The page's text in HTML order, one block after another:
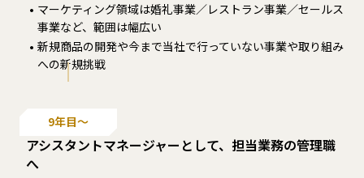
マーケティング領域は婚礼事業／レストラン事業／セールス
事業など、範囲は幅広い
新規商品の開発や今まで当社で行っていない事業や取り組み
への新規挑戦
9年目〜
アシスタントマネージャーとして、担当業務の管理職
へ